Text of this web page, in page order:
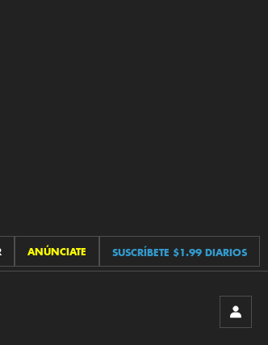
ANÚNCIATE SUSCRÍBETE $1.99 DIARIOS